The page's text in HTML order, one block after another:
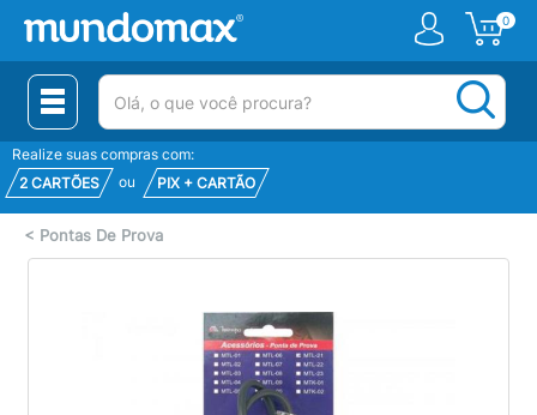
0
(pesquisar)
Realize suas compras com:
2 CARTÕES
ou PIX + CARTÃO
< Pontas De Prova